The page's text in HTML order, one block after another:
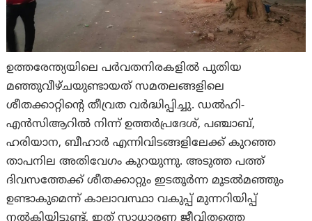
ഉത്തരേന്ത്യയിലെ പർവതനിരകളിൽ പുതിയ
മഞ്ഞുവീഴ്ചയുണ്ടായത് സമതലങ്ങളിലെ
ശീതക്കാറ്റിന്റെ തീവ്രത വർദ്ധിപ്പിച്ചു. ഡൽഹി-
എൻസിആറിൽ നിന്ന് ഉത്തർപ്രദേശ്, പഞ്ചാബ്,
ഹരിയാന, ബീഹാർ എന്നിവിടങ്ങളിലേക്ക് കുറഞ്ഞ
താപനില അതിവേഗം കുറയുന്നു. അടുത്ത പത്ത്
ദിവസത്തേക്ക് ശീതക്കാറ്റും ഇടതൂർന്ന മൂടൽമഞ്ഞും
ഉണ്ടാകുമെന്ന് കാലാവസ്ഥാ വകുപ്പ് മുന്നറിയിപ്പ്